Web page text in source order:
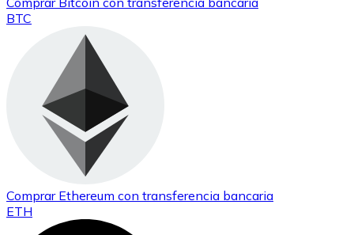
BTC
Comprar Ethereum con transferencia bancaria
ETH